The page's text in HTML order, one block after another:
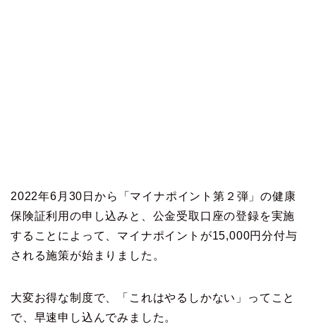
2022年6月30日から「マイナポイント第２弾」の健康
保険証利用の申し込みと、公金受取口座の登録を実施
することによって、マイナポイントが15,000円分付与
される施策が始まりました。
大変お得な制度で、「これはやるしかない」ってこと
で、早速申し込んでみました。